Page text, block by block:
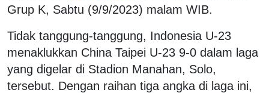
Grup K, Sabtu (9/9/2023) malam WIB.
Tidak tanggung-tanggung, Indonesia U-23
menaklukkan China Taipei U-23 9-0 dalam laga
yang digelar di Stadion Manahan, Solo,
tersebut. Dengan raihan tiga angka di laga ini,